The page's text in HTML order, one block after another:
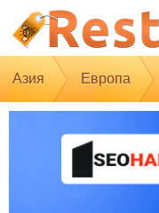
Азия Европа